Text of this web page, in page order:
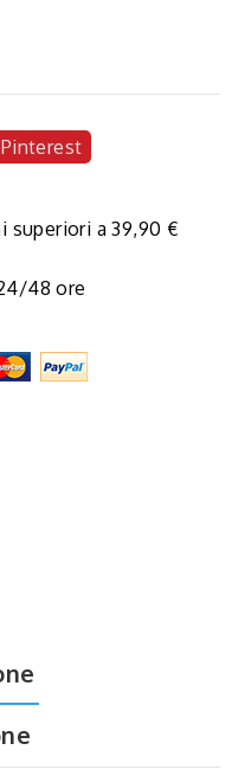
Pinterest
superiori a 39,90 €
48 ore